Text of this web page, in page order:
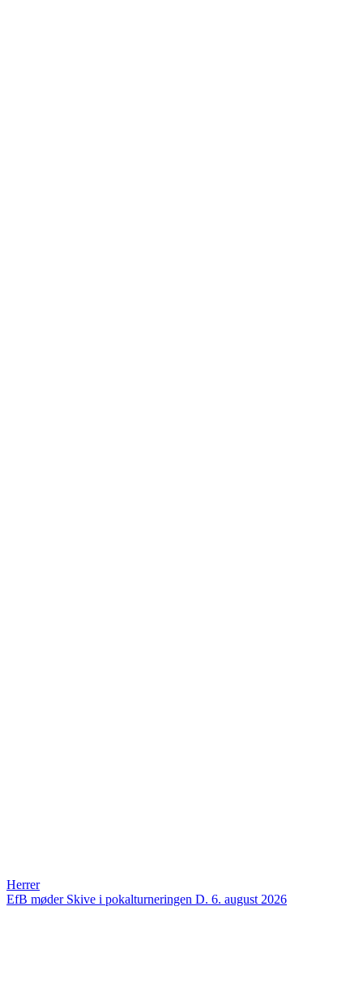
Herrer
EfB møder Skive i pokalturneringen D. 6. august 2026